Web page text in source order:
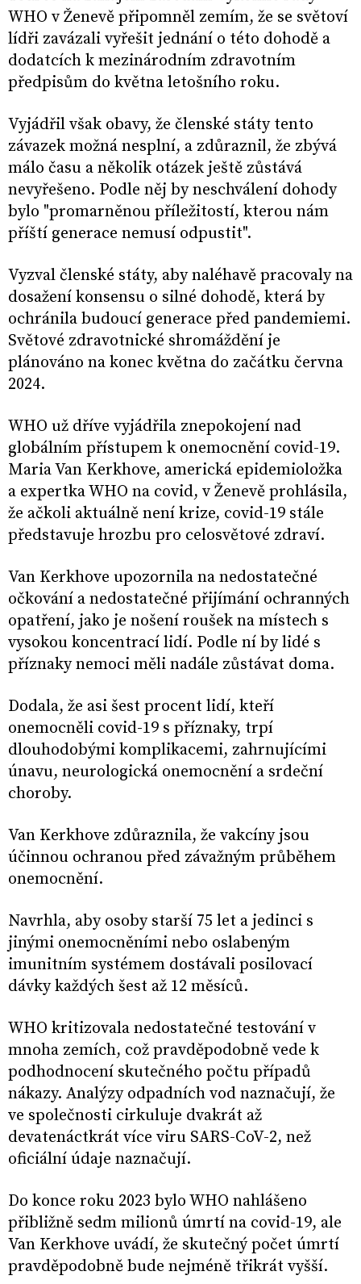
WHO v Ženevě připomněl zemím, že se světoví
lídři zavázali vyřešit jednání o této dohodě a
dodatcích k mezinárodním zdravotním
předpisům do května letošního roku.
Vyjádřil však obavy, že členské státy tento
závazek možná nesplní, a zdůraznil, že zbývá
málo času a několik otázek ještě zůstává
nevyřešeno. Podle něj by neschválení dohody
bylo "promarněnou příležitostí, kterou nám
příští generace nemusí odpustit".
Vyzval členské státy, aby naléhavě pracovaly na
dosažení konsensu o silné dohodě, která by
ochránila budoucí generace před pandemiemi.
Světové zdravotnické shromáždění je
plánováno na konec května do začátku června
2024.
WHO už dříve vyjádřila znepokojení nad
globálním přístupem k onemocnění covid-19.
Maria Van Kerkhove, americká epidemioložka
a expertka WHO na covid, v Ženevě prohlásila,
že ačkoli aktuálně není krize, covid-19 stále
představuje hrozbu pro celosvětové zdraví.
Van Kerkhove upozornila na nedostatečné
očkování a nedostatečné přijímání ochranných
opatření, jako je nošení roušek na místech s
vysokou koncentrací lidí. Podle ní by lidé s
příznaky nemoci měli nadále zůstávat doma.
Dodala, že asi šest procent lidí, kteří
onemocněli covid-19 s příznaky, trpí
dlouhodobými komplikacemi, zahrnujícími
únavu, neurologická onemocnění a srdeční
choroby.
Van Kerkhove zdůraznila, že vakcíny jsou
účinnou ochranou před závažným průběhem
onemocnění.
Navrhla, aby osoby starší 75 let a jedinci s
jinými onemocněními nebo oslabeným
imunitním systémem dostávali posilovací
dávky každých šest až 12 měsíců.
WHO kritizovala nedostatečné testování v
mnoha zemích, což pravděpodobně vede k
podhodnocení skutečného počtu případů
nákazy. Analýzy odpadních vod naznačují, že
ve společnosti cirkuluje dvakrát až
devatenáctkrát více viru SARS-CoV-2, než
oficiální údaje naznačují.
Do konce roku 2023 bylo WHO nahlášeno
přibližně sedm milionů úmrtí na covid-19, ale
Van Kerkhove uvádí, že skutečný počet úmrtí
pravděpodobně bude nejméně třikrát vyšší.